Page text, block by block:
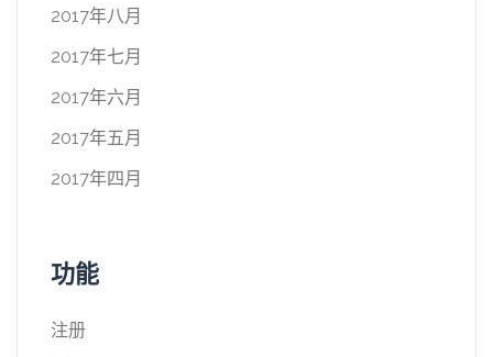
2017年八月
2017年七月
2017年六月
2017年五月
2017年四月
功能
注册